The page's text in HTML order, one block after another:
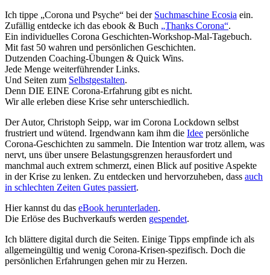
Ich tippe „Corona und Psyche“ bei der Suchmaschine Ecosia ein.
Zufällig entdecke ich das ebook & Buch „Thanks Corona“.
Ein individuelles Corona Geschichten-Workshop-Mal-Tagebuch.
Mit fast 50 wahren und persönlichen Geschichten.
Dutzenden Coaching-Übungen & Quick Wins.
Jede Menge weiterführender Links.
Und Seiten zum Selbstgestalten.
Denn DIE EINE Corona-Erfahrung gibt es nicht.
Wir alle erleben diese Krise sehr unterschiedlich.
Der Autor, Christoph Seipp, war im Corona Lockdown selbst
frustriert und wütend. Irgendwann kam ihm die Idee persönliche
Corona-Geschichten zu sammeln. Die Intention war trotz allem, was
nervt, uns über unsere Belastungsgrenzen herausfordert und
manchmal auch extrem schmerzt, einen Blick auf positive Aspekte
in der Krise zu lenken. Zu entdecken und hervorzuheben, dass auch
in schlechten Zeiten Gutes passiert.
Hier kannst du das eBook herunterladen.
Die Erlöse des Buchverkaufs werden gespendet.
Ich blättere digital durch die Seiten. Einige Tipps empfinde ich als
allgemeingültig und wenig Corona-Krisen-spezifisch. Doch die
persönlichen Erfahrungen gehen mir zu Herzen.